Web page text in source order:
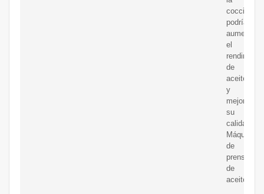
cocción,
podría
aumentar
el
de
aceite
y
mejorar
su
calidad.
Máquina
de
prensa
de
aceite